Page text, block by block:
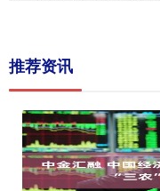
推荐资讯